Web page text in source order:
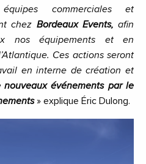
commerciales et
chez Bordeaux Events, afin
nos équipements et en
Ces actions seront
en interne de création et
nouveaux événements par le
» explique Éric Dulong.